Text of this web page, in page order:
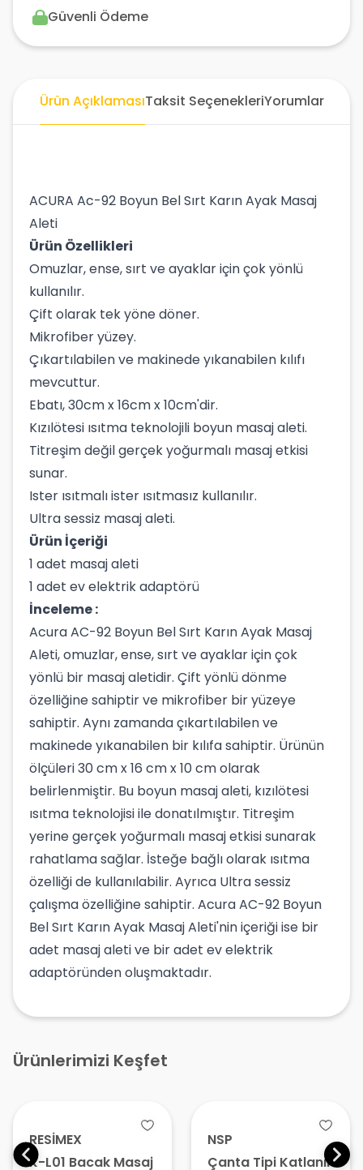
Güvenli Ödeme
Ürün AçıklamasıTaksit SeçenekleriYorumlar
ACURA Ac-92 Boyun Bel Sırt Karın Ayak Masaj
Aleti
Ürün Özellikleri
Omuzlar, ense, sırt ve ayaklar için çok yönlü
kullanılır.
Çift olarak tek yöne döner.
Mikrofiber yüzey.
Çıkartılabilen ve makinede yıkanabilen kılıfı
mevcuttur.
Ebatı, 30cm x 16cm x 10cm'dir.
Kızılötesi ısıtma teknolojili boyun masaj aleti.
Titreşim değil gerçek yoğurmalı masaj etkisi
sunar.
Ister ısıtmalı ister ısıtmasız kullanılır.
Ultra sessiz masaj aleti.
Ürün İçeriği
1 adet masaj aleti
1 adet ev elektrik adaptörü
İnceleme :
Acura AC-92 Boyun Bel Sırt Karın Ayak Masaj
Aleti, omuzlar, ense, sırt ve ayaklar için çok
yönlü bir masaj aletidir. Çift yönlü dönme
özelliğine sahiptir ve mikrofiber bir yüzeye
sahiptir. Aynı zamanda çıkartılabilen ve
makinede yıkanabilen bir kılıfa sahiptir. Ürünün
ölçüleri 30 cm x 16 cm x 10 cm olarak
belirlenmiştir. Bu boyun masaj aleti, kızılötesi
ısıtma teknolojisi ile donatılmıştır. Titreşim
yerine gerçek yoğurmalı masaj etkisi sunarak
rahatlama sağlar. İsteğe bağlı olarak ısıtma
özelliği de kullanılabilir. Ayrıca Ultra sessiz
çalışma özelliğine sahiptir. Acura AC-92 Boyun
Bel Sırt Karın Ayak Masaj Aleti'nin içeriği ise bir
adet masaj aleti ve bir adet ev elektrik
adaptöründen oluşmaktadır.
Ürünlerimizi Keşfet
RESİMEX
K-L01 Bacak Masaj
NSP
Çanta Tipi Katlanır